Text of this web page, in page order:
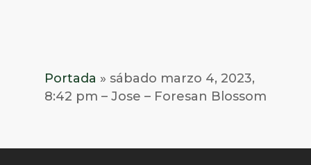
Portada » sábado marzo 4, 2023,
8:42 pm – Jose – Foresan Blossom